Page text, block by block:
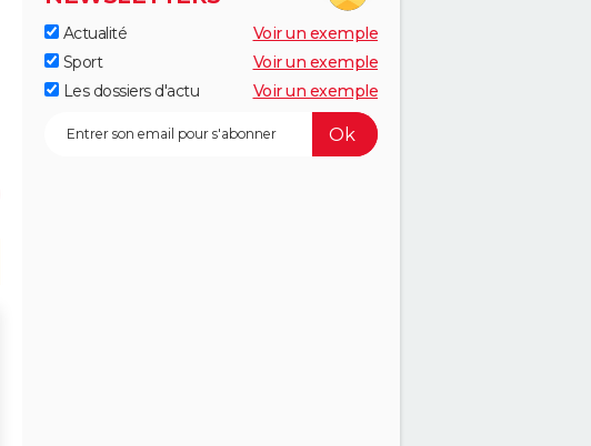
Actualité
Voir un exemple
Sport
Voir un exemple
Les dossiers d'actu
Voir un exemple